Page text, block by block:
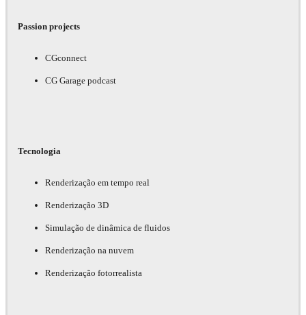
Passion projects
CGconnect
CG Garage podcast
Tecnologia
Renderização em tempo real
Renderização 3D
Simulação de dinâmica de fluidos
Renderização na nuvem
Renderização fotorrealista